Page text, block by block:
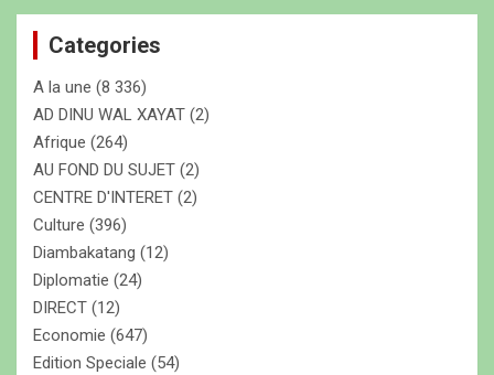
e
h
e
r
Categories
A la une (8 336)
AD DINU WAL XAYAT (2)
Afrique (264)
AU FOND DU SUJET (2)
CENTRE D'INTERET (2)
Culture (396)
Diambakatang (12)
Diplomatie (24)
DIRECT (12)
Economie (647)
Edition Speciale (54)